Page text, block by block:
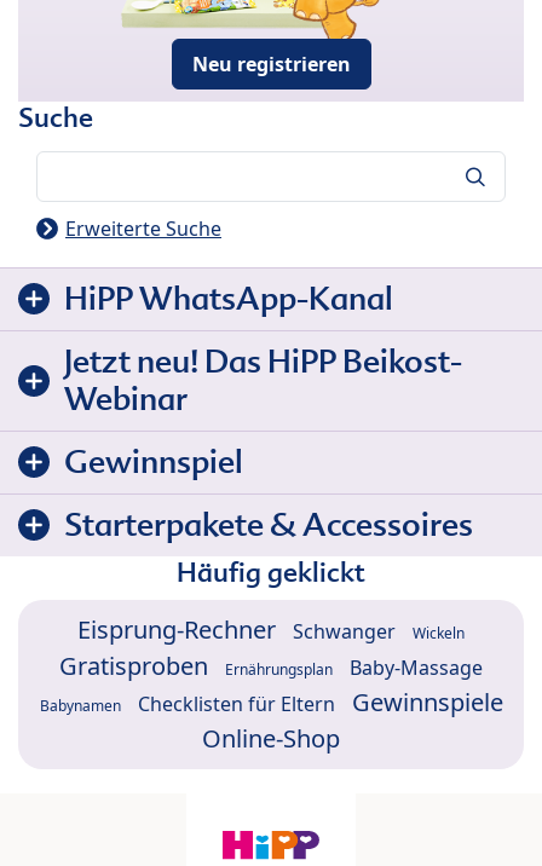
Neu registrieren
Suche
Erweiterte Suche
HiPP WhatsApp-Kanal
Jetzt neu! Das HiPP Beikost-
Webinar
Gewinnspiel
Starterpakete & Accessoires
Häufig geklickt
Eisprung-Rechner Schwanger Wickeln
Gratisproben Ernährungsplan Baby-Massage
Babynamen Checklisten für Eltern
Gewinnspiele
Online-Shop